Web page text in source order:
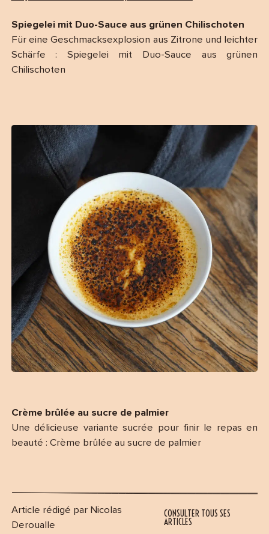
Spiegelei mit Duo-Sauce aus grünen Chilischoten
Für eine Geschmacksexplosion aus Zitrone und leichter
Schärfe : Spiegelei mit Duo-Sauce aus grünen
Chilischoten
Crème brûlée au sucre de palmier
Une délicieuse variante sucrée pour finir le repas en
beauté : Crème brûlée au sucre de palmier
Article rédigé par Nicolas
Deroualle
CONSULTER TOUS SES
ARTICLES